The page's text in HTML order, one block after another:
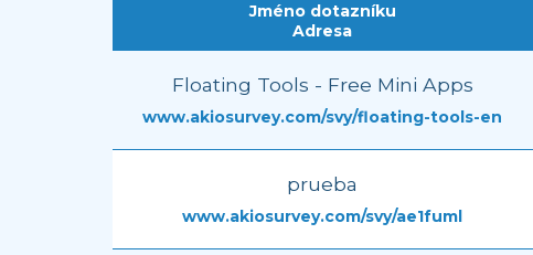
Jméno dotazníku
Adresa
Floating Tools - Free Mini Apps
www.akiosurvey.com/svy/floating-tools-en
prueba
www.akiosurvey.com/svy/ae1fuml